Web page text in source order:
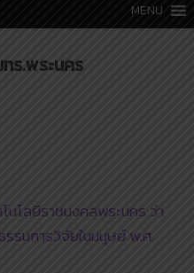
MENU
ร.พระนคร
นโลยีราชมงคลพระนคร ว่า
รมการวิจัยในมนุษย์ พ.ศ.